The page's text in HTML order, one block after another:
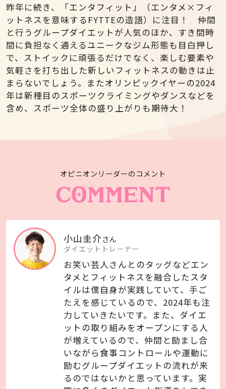
昨年に続き、「エンタフィット」（エンタメ×フィ
ットネスを意味するFYTTEの造語）に注目！ 仲間
と行うグループダイエットが人気のほか、すき間時
間に負担なく通えるユニークなジム形態も目白押し
で、ストイックに頑張るだけでなく、楽しむ要素や
気軽さを打ち出した新しいフィットネスの動きは止
まらないでしょう。またオリンピックイヤーの2024
年は新種目のスポーツクライミングやダンスなどを
含め、スポーツ全体の盛り上がりも期待大！
オピニオンリーダーのコメント
小山圭介さん
ダイエット トレーナー
お笑い芸人さんとのタッグなどエン
タメとフィットネスを融合したスタ
イルは僕自身が実践していて、手ご
たえを感じているので、2024年も注
力していきたいです。また、ダイエ
ットの取り組みをオープンにする人
が増えているので、仲間と励まし合
いながら食事コントロールや運動に
励むグループダイエットの流れが来
るのではないかと思っています。実